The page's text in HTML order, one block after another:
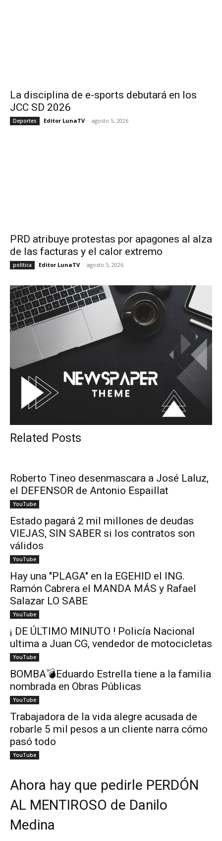
La disciplina de e-sports debutará en los
JCC SD 2026
Deportes Editor LunaTV - agosto 5, 2026
PRD atribuye protestas por apagones al alza
de las facturas y el calor extremo
política Editor LunaTV - agosto 5, 2026
Related Posts
Roberto Tineo desenmascara a José Laluz,
el DEFENSOR de Antonio Espaillat
YouTube
Estado pagará 2 mil millones de deudas
VIEJAS, SIN SABER si los contratos son
válidos
YouTube
Hay una "PLAGA" en la EGEHID el ING.
Ramón Cabrera el MANDA MÁS y Rafael
Salazar LO SABE
YouTube
¡ DE ÚLTIMO MINUTO ! Policía Nacional
ultima a Juan CG, vendedor de motocicletas
YouTube
BOMBA💣Eduardo Estrella tiene a la familia
nombrada en Obras Públicas
YouTube
Trabajadora de la vida alegre acusada de
robarle 5 mil pesos a un cliente narra cómo
pasó todo
YouTube
Ahora hay que pedirle PERDÓN
AL MENTIROSO de Danilo
Medina